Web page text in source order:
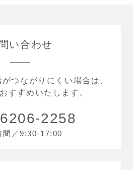
い合わせ
つながりにくい場合は、
すすめいたします。
2258
間／9:30-17:00